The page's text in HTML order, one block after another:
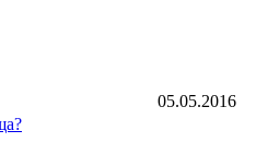
05.05.2016